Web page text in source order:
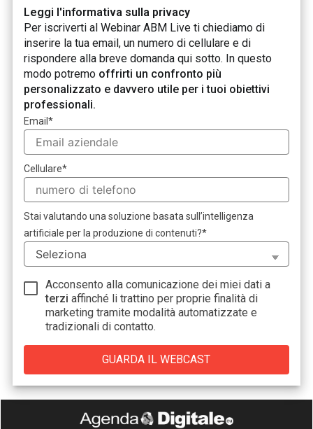
Leggi l'informativa sulla privacy
Per iscriverti al Webinar ABM Live ti chiediamo di
inserire la tua email, un numero di cellulare e di
rispondere alla breve domanda qui sotto. In questo
modo potremo offrirti un confronto più
personalizzato e davvero utile per i tuoi obiettivi
professionali.
Email*
Cellulare*
Stai valutando una soluzione basata sull’intelligenza
artificiale per la produzione di contenuti?*
Acconsento alla comunicazione dei miei dati a
terzi affinché li trattino per proprie finalità di
marketing tramite modalità automatizzate e
tradizionali di contatto.